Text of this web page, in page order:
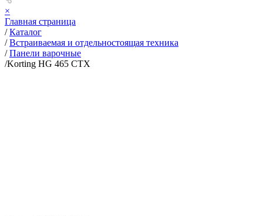
×
Главная страница
/ Каталог
/ Встраиваемая и отдельностоящая техника
/ Панели варочные
/Korting HG 465 CTX